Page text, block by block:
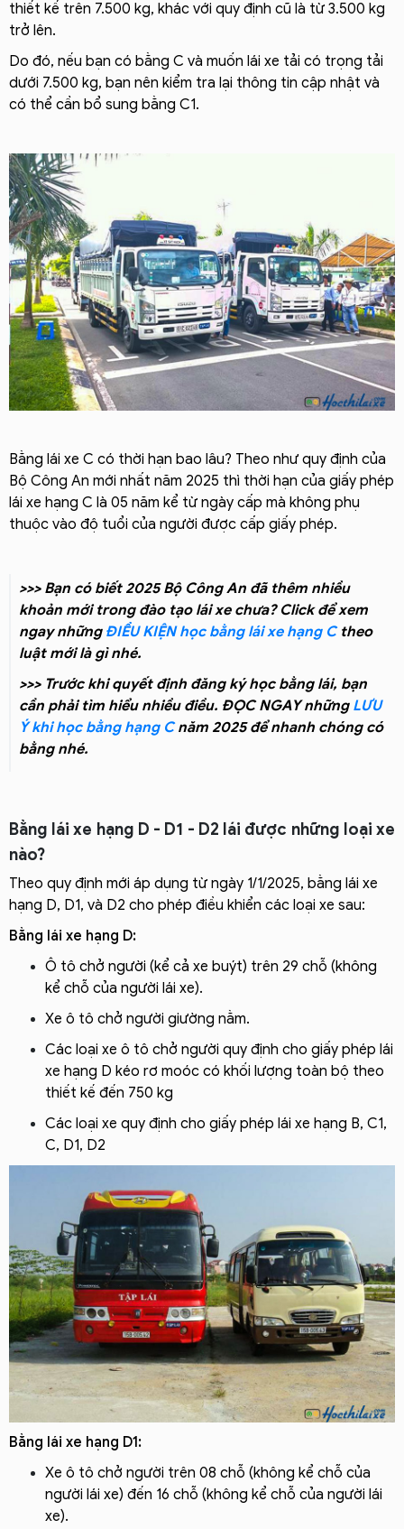
thiết kế trên 7.500 kg, khác với quy định cũ là từ 3.500 kg
trở lên.
Do đó, nếu bạn có bằng C và muốn lái xe tải có trọng tải
dưới 7.500 kg, bạn nên kiểm tra lại thông tin cập nhật và
có thể cần bổ sung bằng C1.
Bằng lái xe C có thời hạn bao lâu? Theo như quy định của
Bộ Công An mới nhất năm 2025 thì thời hạn của giấy phép
lái xe hạng C là 05 năm kể từ ngày cấp mà không phụ
thuộc vào độ tuổi của người được cấp giấy phép.
>>> Bạn có biết 2025 Bộ Công An đã thêm nhiều
khoản mới trong đào tạo lái xe chưa? Click để xem
ngay những ĐIỀU KIỆN học bằng lái xe hạng Ctheo
luật mới là gì nhé.
>>> Trước khi quyết định đăng ký học bằng lái, bạn
cần phải tìm hiểu nhiều điều. ĐỌC NGAY những LƯU
Ý khi học bằng hạng Cnăm 2025 để nhanh chóng có
bằng nhé.
Bằng lái xe hạng D - D1 - D2 lái được những loại xe
nào?
Theo quy định mới áp dụng từ ngày 1/1/2025, bằng lái xe
hạng D, D1, và D2 cho phép điều khiển các loại xe sau:
Bằng lái xe hạng D:
Ô tô chở người (kể cả xe buýt) trên 29 chỗ (không
kể chỗ của người lái xe).
Xe ô tô chở người giường nằm.
Các loại xe ô tô chở người quy định cho giấy phép lái
xe hạng D kéo rơ moóc có khối lượng toàn bộ theo
thiết kế đến 750 kg
Các loại xe quy định cho giấy phép lái xe hạng B, C1,
C, D1, D2
Bằng lái xe hạng D1:
Xe ô tô chở người trên 08 chỗ (không kể chỗ của
người lái xe) đến 16 chỗ (không kể chỗ của người lái
xe).